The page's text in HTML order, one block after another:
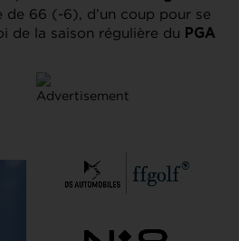
de 66 (-6), d’un coup pour se
de la saison régulière du PGA